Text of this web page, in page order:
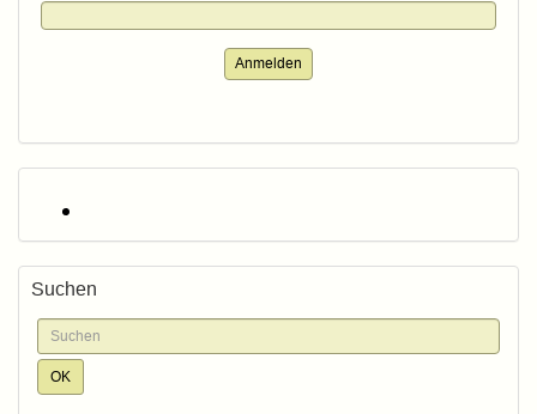
Anmelden
Suchen